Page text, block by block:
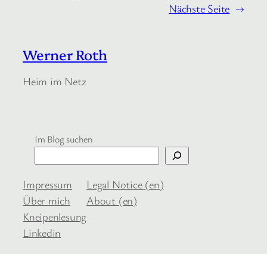
Nächste Seite →
Werner Roth
Heim im Netz
Im Blog suchen
Impressum
Über mich
Kneipenlesung
Linkedin
Legal Notice (en)
About (en)